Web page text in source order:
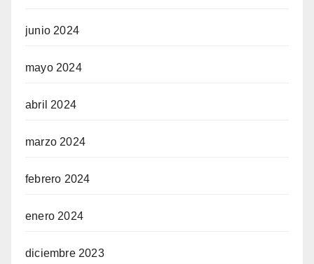
junio 2024
mayo 2024
abril 2024
marzo 2024
febrero 2024
enero 2024
diciembre 2023